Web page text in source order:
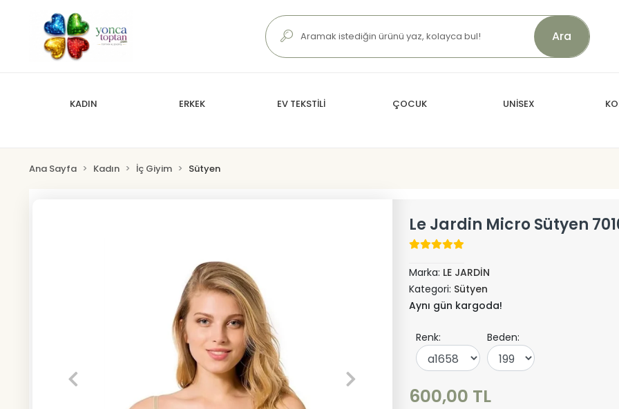
Ara
KADIN ERKEK EV TEKSTİLİ ÇOCUK UNİSEX
Ana Sayfa Kadın İç Giyim Sütyen
Le Jardin Micro Sütyen
Marka: LE JARDİN
Kategori: Sütyen
Aynı gün kargoda!
Renk: Beden:
600,00 TL